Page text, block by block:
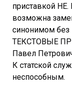
приставкой
возможна
синонимом без
ТЕКСТОВЫЕ
Павел
К статской
неспособным.